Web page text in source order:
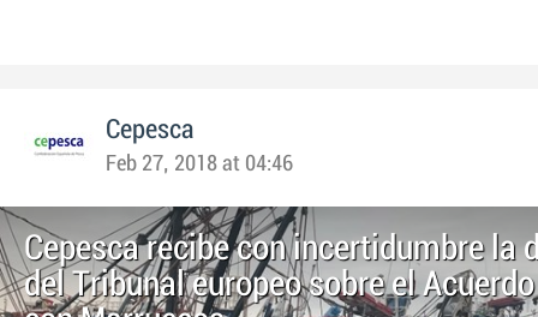
Cepesca
Feb 27, 2018 at 04:46
Cepesca recibe con incertidumbre la
del Tribunal europeo sobre el